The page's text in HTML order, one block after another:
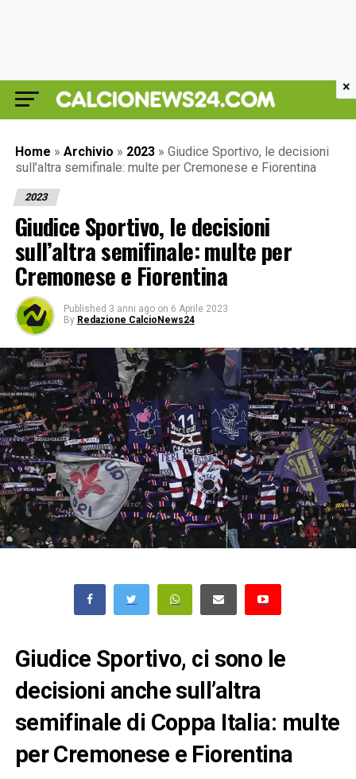
Home » Archivio » 2023 » Giudice Sportivo, le decisioni
sull’altra semifinale: multe per Cremonese e Fiorentina
2023
Giudice Sportivo, le decisioni
sull’altra semifinale: multe per
Cremonese e Fiorentina
Published 3 anni ago on 6 Aprile 2023
By Redazione CalcioNews24
Giudice Sportivo, ci sono le
decisioni anche sull’altra
semifinale di Coppa Italia: multe
per Cremonese e Fiorentina
×